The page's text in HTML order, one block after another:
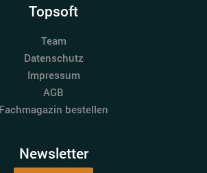
Topsoft
Team
Datenschutz
Impressum
AGB
Fachmagazin bestellen
Newsletter